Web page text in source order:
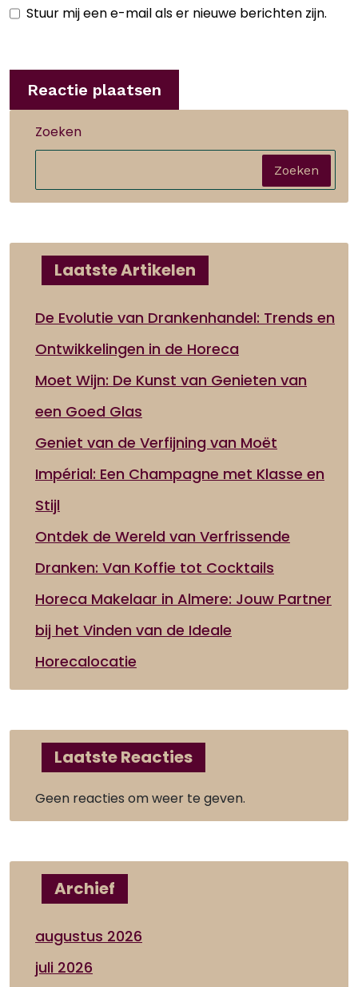
Stuur mij een e-mail als er nieuwe berichten zijn.
Zoeken
Zoeken
Laatste Artikelen
De Evolutie van Drankenhandel: Trends en
Ontwikkelingen in de Horeca
Moet Wijn: De Kunst van Genieten van
een Goed Glas
Geniet van de Verfijning van Moët
Impérial: Een Champagne met Klasse en
Stijl
Ontdek de Wereld van Verfrissende
Dranken: Van Koffie tot Cocktails
Horeca Makelaar in Almere: Jouw Partner
bij het Vinden van de Ideale
Horecalocatie
Laatste Reacties
Geen reacties om weer te geven.
Archief
augustus 2026
juli 2026